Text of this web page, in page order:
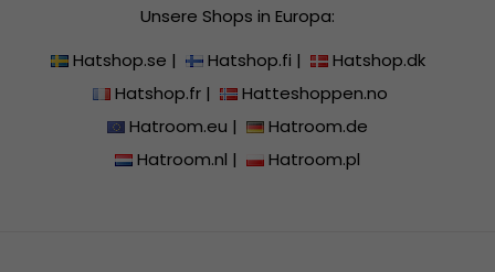
Unsere Shops in Europa:
Hatshop.se | Hatshop.fi |
Hatshop.dk
Hatshop.fr|
Hatteshoppen.no
Hatroom.eu |
Hatroom.de
Hatroom.nl | Hatroom.pl